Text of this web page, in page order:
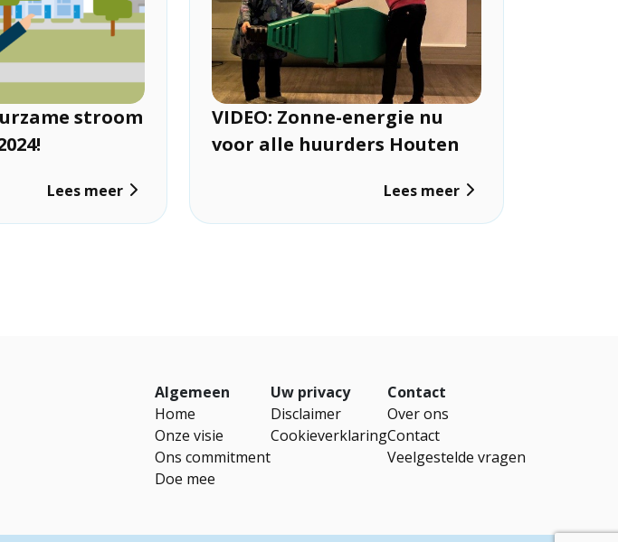
stroom
Lees meer
VIDEO: Zonne-energie nu
voor alle huurders Houten
Lees meer
Algemeen
Home
Onze visie
Ons commitment
Doe mee
Uw privacy
Disclaimer
Cookieverklaring
Contact
Over ons
Contact
Veelgestelde vragen